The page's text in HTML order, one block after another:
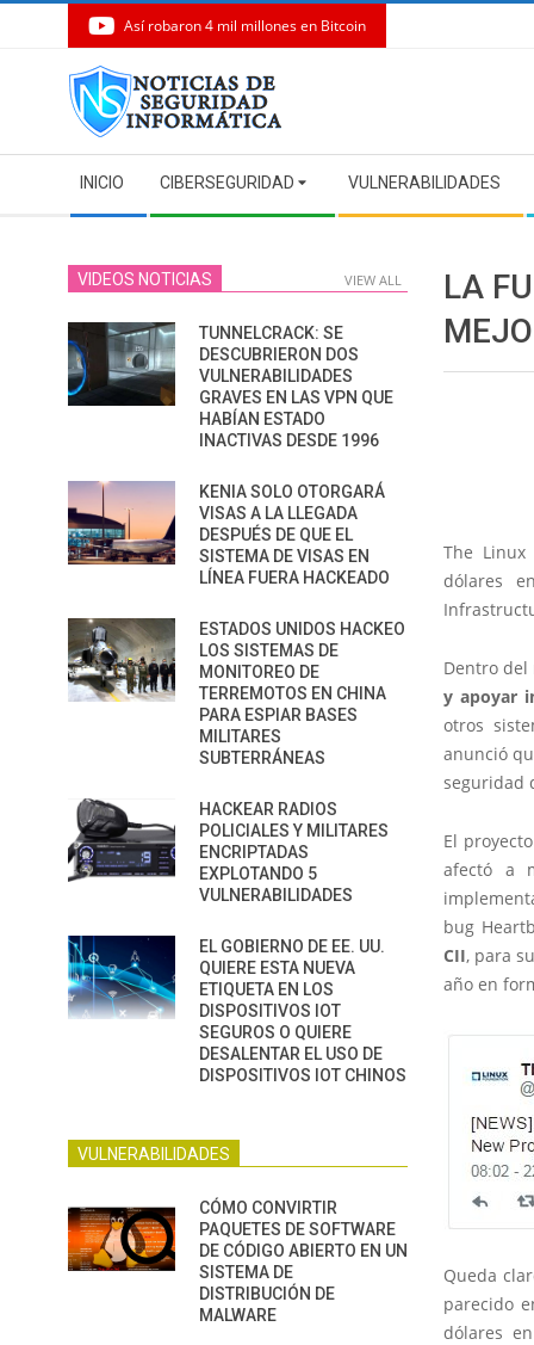
Así robaron 4 mil millones en Bitcoin
Navigation
Menu
INICIO CIBERSEGURIDAD VULNERABILIDADES
LA
The
dólares
Dentro del
y apoyar
otros
anunció
seguridad
El
afectó a
bug
CII, para
año en
Queda
parecido
dólares en
VIDEOS NOTICIAS VIEW ALL
TUNNELCRACK: SE
DESCUBRIERON DOS
VULNERABILIDADES
GRAVES EN LAS VPN QUE
HABÍAN ESTADO
INACTIVAS DESDE 1996
KENIA SOLO OTORGARÁ
VISAS A LA LLEGADA
DESPUÉS DE QUE EL
SISTEMA DE VISAS EN
LÍNEA FUERA HACKEADO
ESTADOS UNIDOS HACKEO
LOS SISTEMAS DE
MONITOREO DE
TERREMOTOS EN CHINA
PARA ESPIAR BASES
MILITARES
SUBTERRÁNEAS
HACKEAR RADIOS
POLICIALES Y MILITARES
ENCRIPTADAS
EXPLOTANDO 5
VULNERABILIDADES
EL GOBIERNO DE EE. UU.
QUIERE ESTA NUEVA
ETIQUETA EN LOS
DISPOSITIVOS IOT
SEGUROS O QUIERE
DESALENTAR EL USO DE
DISPOSITIVOS IOT CHINOS
VULNERABILIDADES
CÓMO CONVIRTIR
PAQUETES DE SOFTWARE
DE CÓDIGO ABIERTO EN UN
SISTEMA DE
DISTRIBUCIÓN DE
MALWARE